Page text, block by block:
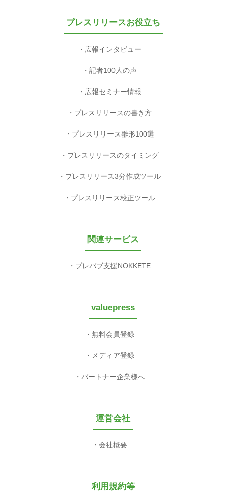
プレスリリースお役立ち
広報インタビュー
記者100人の声
広報セミナー情報
プレスリリースの書き方
プレスリリース雛形100選
プレスリリースのタイミング
プレスリリース3分作成ツール
プレスリリース校正ツール
関連サービス
プレパブ支援NOKKETE
valuepress
無料会員登録
メディア登録
パートナー企業様へ
運営会社
会社概要
利用規約等